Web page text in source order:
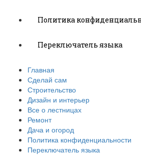
Политика
Переключатель языка
Главная
Сделай сам
Строительство
Дизайн и интерьер
Все о лестницах
Ремонт
Дача и огород
Политика конфиденциальности
Переключатель языка